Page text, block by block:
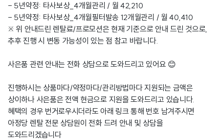
- 5년약정: 타사보상_4개월관리 / 월 42,210
- 5년약정: 타사보상_4개월필터발송 12개월관리 / 월 40,410
※ 위 안내드린 렌탈료/프로모션은 현재 기준으로 안내 드린 것으로,
추후 진행 시 변동 가능성이 있는 점 참고 바랍니다.
사은품 관련 안내는 전화 상담으로 도와드리고 있어요 😊
진행하시는 상품마다/약정마다/관리방법마다 지원되는 금액은
상이하나 사은품은 전액 현금으로 지원을 도와드리고 있습니다.
혜택의 경우 번거로우시더라도 아래 링크 통해 번호 남겨주시면
아정당 렌탈 전문 상담원이 전화 드려 안내 및 상담을
도와드리겠습니다